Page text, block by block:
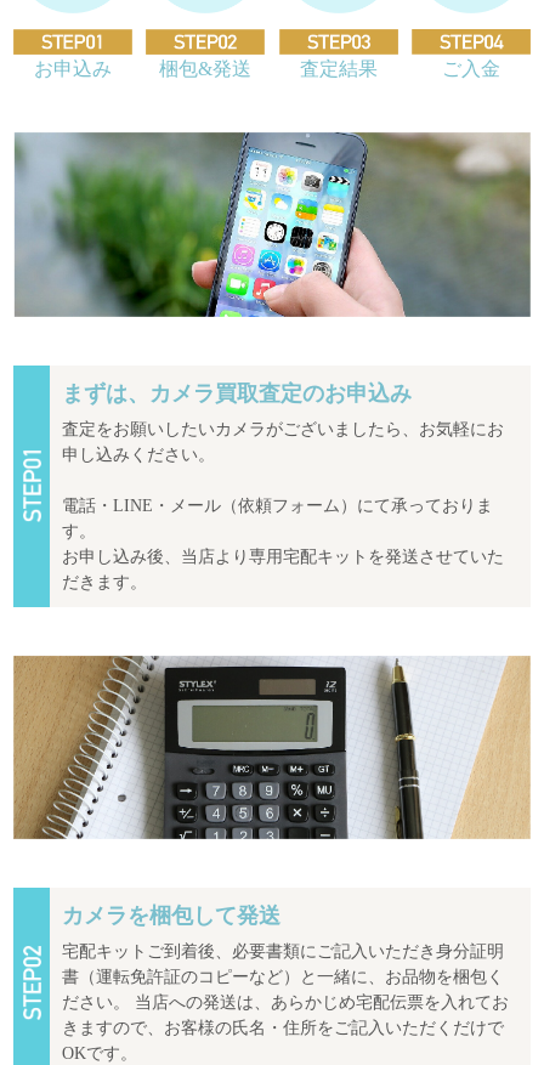
お申込み 梱包&発送 査定結果 ご入金
まずは、カメラ買取査定のお申込み
査定をお願いしたいカメラがございましたら、お気軽にお
申し込みください。
電話・LINE・メール（依頼フォーム）にて承っておりま
す。
お申し込み後、当店より専用宅配キットを発送させていた
だきます。
カメラを梱包して発送
宅配キットご到着後、必要書類にご記入いただき身分証明
書（運転免許証のコピーなど）と一緒に、お品物を梱包く
ださい。 当店への発送は、あらかじめ宅配伝票を入れてお
きますので、お客様の氏名・住所をご記入いただくだけで
OKです。